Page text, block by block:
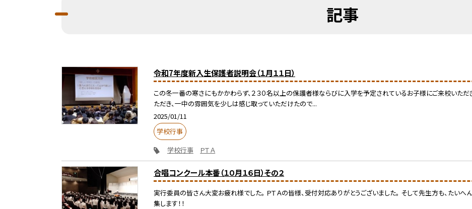
記事
令和7年度新入生保護者説明会（１月１１日）
この冬一番の寒さにもかかわらず、２３０名以上の保護者様ならびに入学を予定されているお子様にご来校いた
ただき、一中の雰囲気を少しは感じ取っていただけたので...
2025/01/11
学校行事
学校行事
ＰＴＡ
合唱コンクール本番（１０月１６日）その２
実行委員の皆さん大変お疲れ様でした。 ＰＴＡの皆様、受付対応ありがとうございました。 そして先生方も、たいへ
集します！！